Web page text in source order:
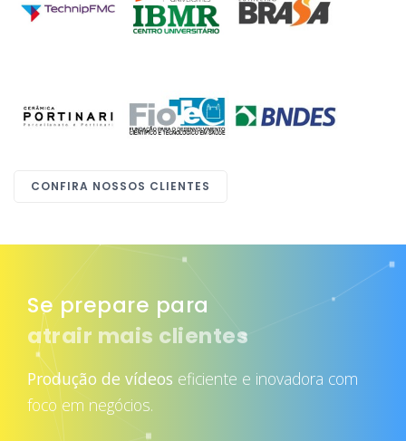
CONFIRA NOSSOS CLIENTES
Se prepare para
atrair mais clientes
Produção de vídeos eficiente e inovadora com
foco em negócios.